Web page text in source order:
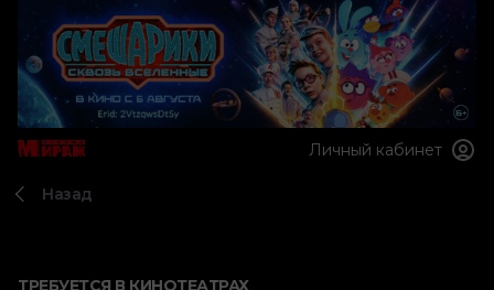
Личный кабинет
Назад
ТРЕБУЕТСЯ В КИНОТЕАТРАХ